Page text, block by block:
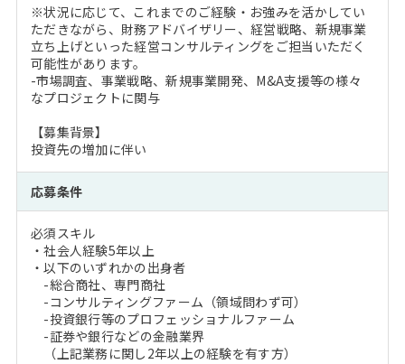
※状況に応じて、これまでのご経験・お強みを活かしてい
ただきながら、財務アドバイザリー、経営戦略、新規事業
立ち上げといった経営コンサルティングをご担当いただく
可能性があります。
-市場調査、事業戦略、新規事業開発、M&A支援等の様々
なプロジェクトに関与
【募集背景】
投資先の増加に伴い
応募条件
必須スキル
・社会人経験5年以上
・以下のいずれかの出身者
-総合商社、専門商社
-コンサルティングファーム（領域問わず可）
-投資銀行等のプロフェッショナルファーム
-証券や銀行などの金融業界
（上記業務に関し2年以上の経験を有す方）